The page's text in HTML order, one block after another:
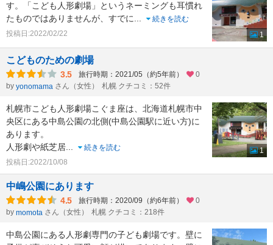
す。「こども人形劇場」というネーミングも耳慣れ
たものではありませんが、すでに...
続きを読む
投稿日:2022/02/22
1
こどものための劇場
3.5 旅行時期：2021/05（約5年前）
0
by yonomama さん（女性） 札幌 クチコミ：52件
札幌市こども人形劇場こぐま座は、北海道札幌市中
央区にある中島公園の北側(中島公園駅に近い方)に
あります。
人形劇や紙芝居...
続きを読む
投稿日:2022/10/08
1
中嶋公園にあります
4.5 旅行時期：2020/09（約6年前）
0
by momota さん（女性） 札幌 クチコミ：218件
中島公園にある人形劇専門の子ども劇場です。壁に